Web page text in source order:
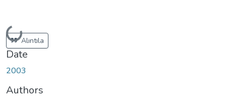
Loading...
Alıntıla
Date
2003
Authors